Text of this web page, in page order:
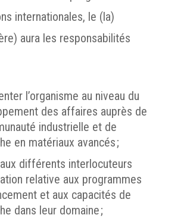
internationales, le (la)
aura les responsabilités
l’organisme au niveau du
des affaires auprès de
industrielle et de
en matériaux avancés ;
différents interlocuteurs
relative aux programmes
et aux capacités de
dans leur domaine ;